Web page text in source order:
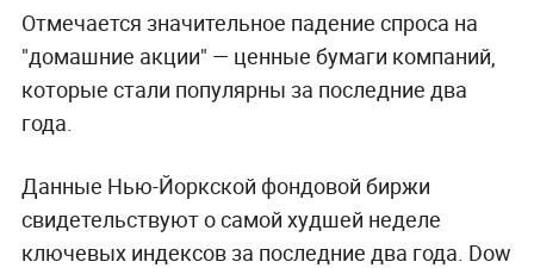
Отмечается значительное падение спроса на
"домашние акции" — ценные бумаги компаний,
которые стали популярны за последние два
года.
Данные Нью-Йоркской фондовой биржи
свидетельствуют о самой худшей неделе
ключевых индексов за последние два года. Dow